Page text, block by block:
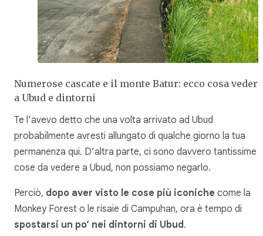
Numerose cascate e il monte Batur: ecco cosa vedere
a Ubud e dintorni
Te l’avevo detto che una volta arrivato ad Ubud
probabilmente avresti allungato di qualche giorno la tua
permanenza qui. D’altra parte, ci sono davvero tantissime
cose da vedere a Ubud, non possiamo negarlo.
Perciò, dopo aver visto le cose più iconiche come la
Monkey Forest o le risaie di Campuhan, ora è tempo di
spostarsi un po’ nei dintorni di Ubud.